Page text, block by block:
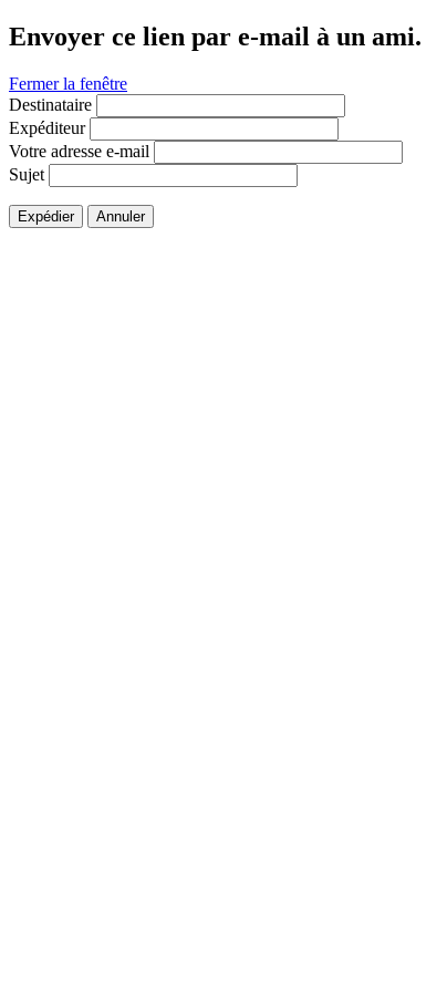
Envoyer ce lien par e-mail à un ami.
Fermer la fenêtre
Destinataire
Expéditeur
Votre adresse e-mail
Sujet
Expédier Annuler